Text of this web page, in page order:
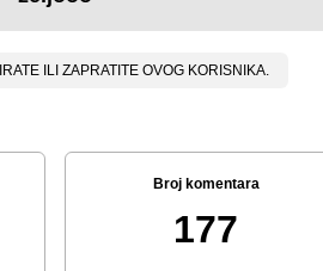
ILI ZAPRATITE OVOG KORISNIKA.
Broj komentara
177